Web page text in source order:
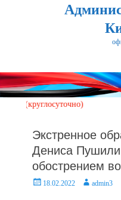
Экстренное
Дениса
обострением
Posted18.02.2022 Authoradmin3